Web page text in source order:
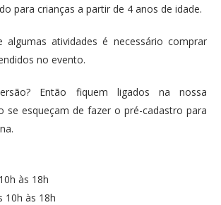
para crianças a partir de 4 anos de idade.
algumas atividades é necessário comprar
no evento.
Então fiquem ligados na nossa
se esqueçam de fazer o pré-cadastro para
às 18h
10h às 18h